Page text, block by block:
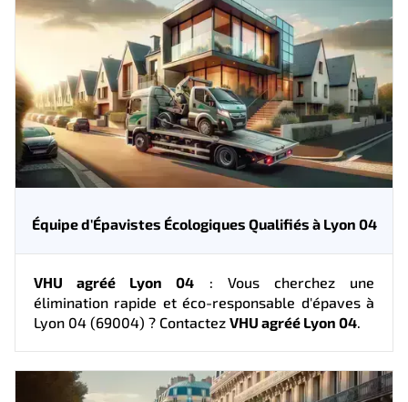
Équipe d'Épavistes Écologiques Qualifiés à Lyon 04
VHU agréé Lyon 04 : Vous cherchez une
élimination rapide et éco-responsable d'épaves à
Lyon 04 (69004) ? Contactez VHU agréé Lyon 04.